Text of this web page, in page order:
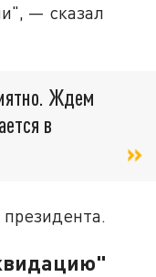
— сказал
Ждем
в